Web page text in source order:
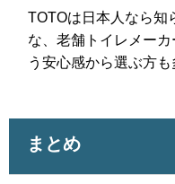
TOTOは日本人なら知
な、老舗トイレメー
う安心感から選ぶ方も
まとめ